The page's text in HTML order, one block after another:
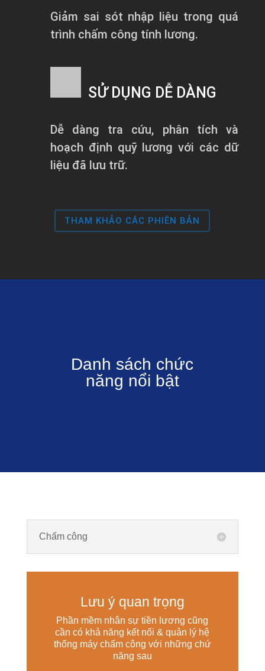
Giảm sai sót nhập liệu trong quá
trình chấm công tính lương.
SỬ DỤNG DỄ DÀNG
Dễ dàng tra cứu, phân tích và
hoạch định quỹ lương với các dữ
liệu đã lưu trữ.
THAM KHẢO CÁC PHIÊN BẢN
Danh sách chức
năng nổi bật
Chấm công
Lưu ý quan trọng
Phần mềm nhân sự tiền lương cũng
cần có khả năng kết nối & quản lý hệ
thống máy chấm công với những chứ
năng sau